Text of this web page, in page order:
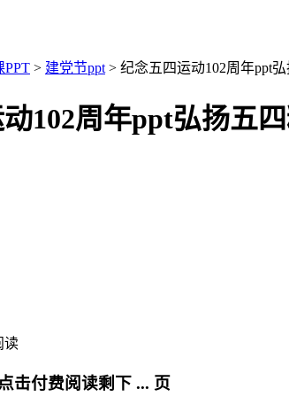
PPT > 建党节ppt > 纪念五四运动102周年ppt
102周年ppt弘扬五
读
击付费阅读剩下 ... 页